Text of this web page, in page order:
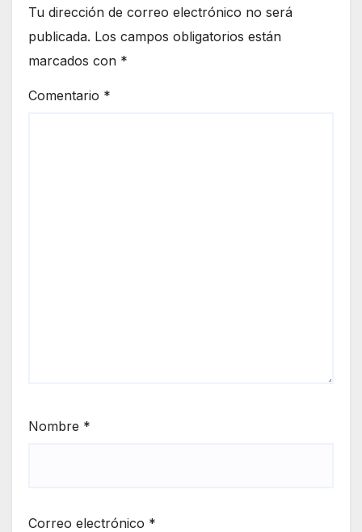
Tu dirección de correo electrónico no será
publicada. Los campos obligatorios están
marcados con *
Comentario *
Nombre *
Correo electrónico *